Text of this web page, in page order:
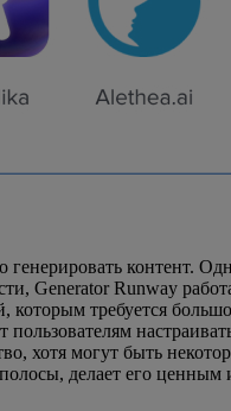
контент.
Generator Runway
которым требуется
пользователям
хотя могут быть
делает его ценным